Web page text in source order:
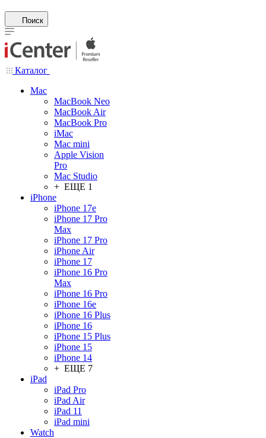
Поиск
Каталог
Mac
MacBook Neo
MacBook Air
MacBook Pro
iMac
Mac mini
Apple Vision
Pro
Mac Studio
+ ЕЩЕ 1
iPhone
iPhone 17e
iPhone 17 Pro
Max
iPhone 17 Pro
iPhone Air
iPhone 17
iPhone 16 Pro
Max
iPhone 16 Pro
iPhone 16e
iPhone 16 Plus
iPhone 16
iPhone 15 Plus
iPhone 15
iPhone 14
+ ЕЩЕ 7
iPad
iPad Pro
iPad Air
iPad 11
iPad mini
Watch